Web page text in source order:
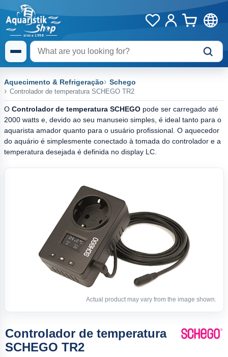
Aquecimento & Refrigeração Schego
Controlador de temperatura SCHEGO TR2
O Controlador de temperatura SCHEGO pode ser carregado até
2000 watts e, devido ao seu manuseio simples, é ideal tanto para o
aquarista amador quanto para o usuário profissional. O aquecedor
do aquário é simplesmente conectado à tomada do controlador e a
temperatura desejada é definida no display LC.
Actual product may vary from the image shown.
Controlador de temperatura
SCHEGO TR2